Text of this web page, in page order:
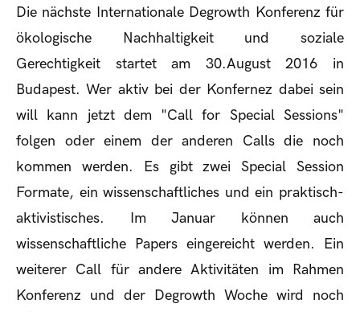
Die nächste Internationale Degrowth Konferenz für
ökologische Nachhaltigkeit und soziale
Gerechtigkeit startet am 30.August 2016 in
Budapest. Wer aktiv bei der Konfernez dabei sein
will kann jetzt dem "Call for Special Sessions"
folgen oder einem der anderen Calls die noch
kommen werden. Es gibt zwei Special Session
Formate, ein wissenschaftliches und ein praktisch-
aktivistisches. Im Januar können auch
wissenschaftliche Papers eingereicht werden. Ein
weiterer Call für andere Aktivitäten im Rahmen
Konferenz und der Degrowth Woche wird noch